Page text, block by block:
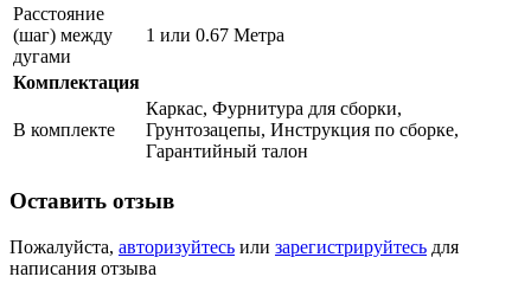
Расстояние
(шаг) между
дугами
1 или 0.67 Метра
Комплектация
В комплекте
Каркас, Фурнитура для сборки,
Грунтозацепы, Инструкция по сборке,
Гарантийный талон
Оставить отзыв
Пожалуйста, авторизуйтесь или зарегистрируйтесь для
написания отзыва